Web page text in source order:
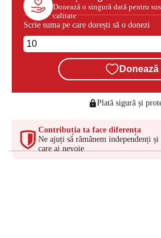
Donează o singură dată pentru
calitate
Scrie suma pe care dorești să o donezi
Donează
Plată sigură și
Contribuția ta face diferența
Ne ajuți să rămânem independenți
care ai nevoie